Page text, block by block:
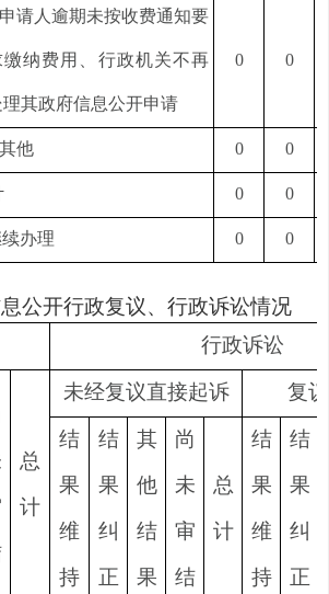
请人逾期未按收费通知要
缴纳费用、行政机关不再
理其政府信息公开申请
0 0
他 0 0
0 0
办理 0 0
公开行政复议、行政诉讼情况
行政诉讼
总
计
未经复议直接起诉 复
结
果
维
持
结
果
纠
正
其
他
结
果
尚
未
审
结
总
计
结
果
维
持
结
果
纠
正